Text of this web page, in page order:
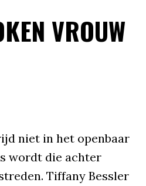
VROUW
niet in het openbaar
wordt die achter
Tiffany Bessler